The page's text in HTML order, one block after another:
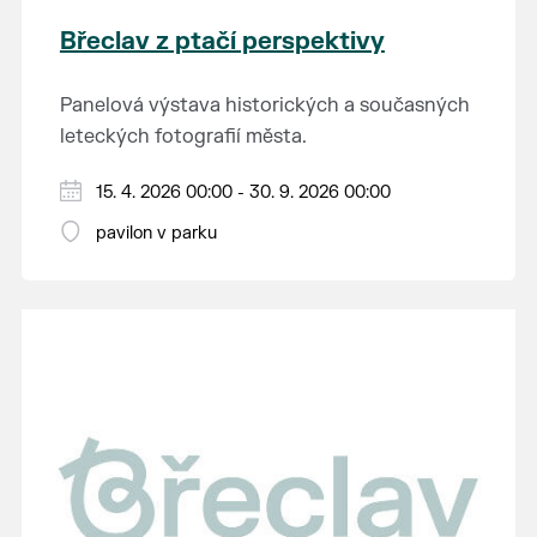
Břeclav z ptačí perspektivy
Panelová výstava historických a současných
leteckých fotografií města.
15. 4. 2026 00:00 - 30. 9. 2026 00:00
pavilon v parku